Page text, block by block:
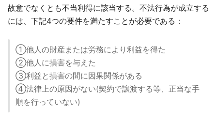
故意でなくとも不当利得に該当する。不法行為が成立する
には、下記4つの要件を満たすことが必要である：
①他人の財産または労務により利益を得た
②他人に損害を与えた
③利益と損害の間に因果関係がある
④法律上の原因がない(契約で譲渡する等、正当な手
順を行っていない)